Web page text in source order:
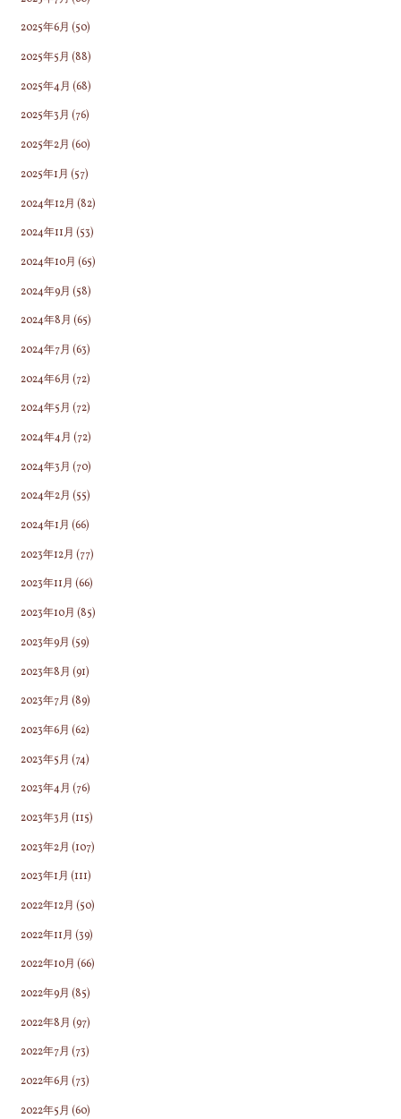
2025年6月 (50)
2025年5月 (88)
2025年4月 (68)
2025年3月 (76)
2025年2月 (60)
2025年1月 (57)
2024年12月 (82)
2024年11月 (53)
2024年10月 (65)
2024年9月 (58)
2024年8月 (65)
2024年7月 (63)
2024年6月 (72)
2024年5月 (72)
2024年4月 (72)
2024年3月 (70)
2024年2月 (55)
2024年1月 (66)
2023年12月 (77)
2023年11月 (66)
2023年10月 (85)
2023年9月 (59)
2023年8月 (91)
2023年7月 (89)
2023年6月 (62)
2023年5月 (74)
2023年4月 (76)
2023年3月 (115)
2023年2月 (107)
2023年1月 (111)
2022年12月 (50)
2022年11月 (39)
2022年10月 (66)
2022年9月 (85)
2022年8月 (97)
2022年7月 (73)
2022年6月 (73)
2022年5月 (60)